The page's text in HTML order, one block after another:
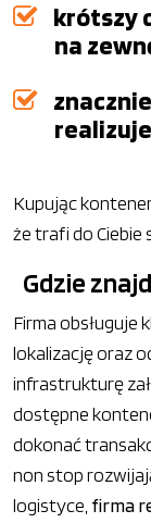
krótszy
na
Kupując
że trafi do Ciebie
Gdzie
Firma obsługuje
lokalizację oraz
infrastrukturę
dostępne
dokonać
non stop
logistyce,firma